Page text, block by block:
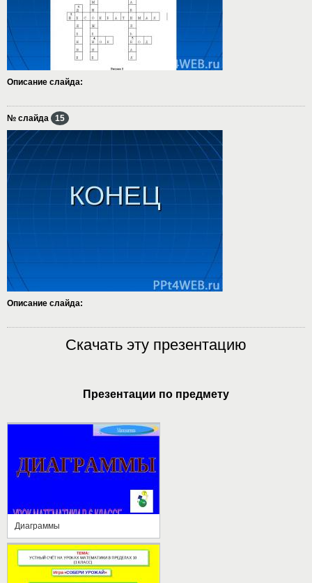
Описание слайда:
№ слайда 15
Описание слайда:
Скачать эту презентацию
Презентации по предмету
Диаграммы